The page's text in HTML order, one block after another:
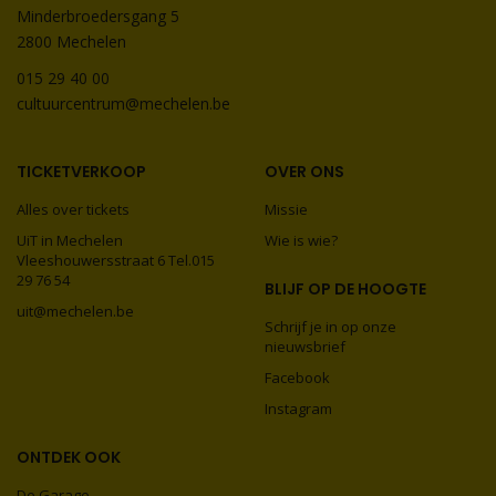
Minderbroedersgang 5
2800 Mechelen
015 29 40 00
cultuurcentrum@mechelen.be
TICKETVERKOOP
Alles over tickets
UiT in Mechelen
Vleeshouwersstraat 6 Tel.015
29 76 54
uit@mechelen.be
OVER ONS
Missie
Wie is wie?
BLIJF OP DE HOOGTE
Schrijf je in op onze
nieuwsbrief
Facebook
Instagram
ONTDEK OOK